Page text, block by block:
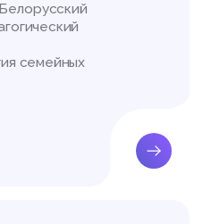
семейных